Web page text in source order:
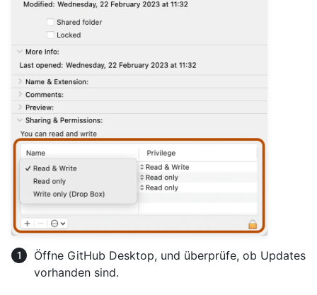
Öffne GitHub Desktop, und überprüfe, ob Updates
vorhanden sind.